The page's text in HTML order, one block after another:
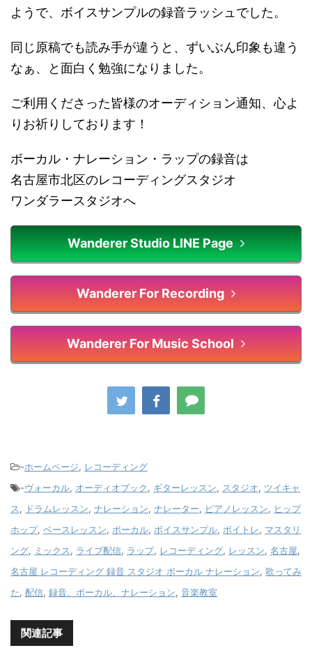
ようで、ボイスサンプルの録音ラッシュでした。
同じ原稿でも読み手が違うと、ずいぶん印象も違う
なぁ、と面白く勉強になりました。
ご利用くださった皆様のオーディション通知、心よ
りお祈りしております！
ボーカル・ナレーション・ラップの録音は
名古屋市北区のレコーディングスタジオ
ワンダラースタジオへ
Wanderer Studio LINE Page
Wanderer For Recording
Wanderer For Music School
-ホームページ, レコーディング
-ヴォーカル, オーディオブック, ギターレッスン, スタジオ, ツイキャ
ス, ドラムレッスン, ナレーション, ナレーター, ピアノレッスン, ヒップ
ホップ, ベースレッスン, ボーカル, ボイスサンプル, ボイトレ, マスタリ
ング, ミックス, ライブ配信, ラップ, レコーディング, レッスン, 名古屋,
名古屋 レコーディング 録音 スタジオ ボーカル ナレーション, 歌ってみ
た, 配信, 録音、ボーカル、ナレーション, 音楽教室
関連記事